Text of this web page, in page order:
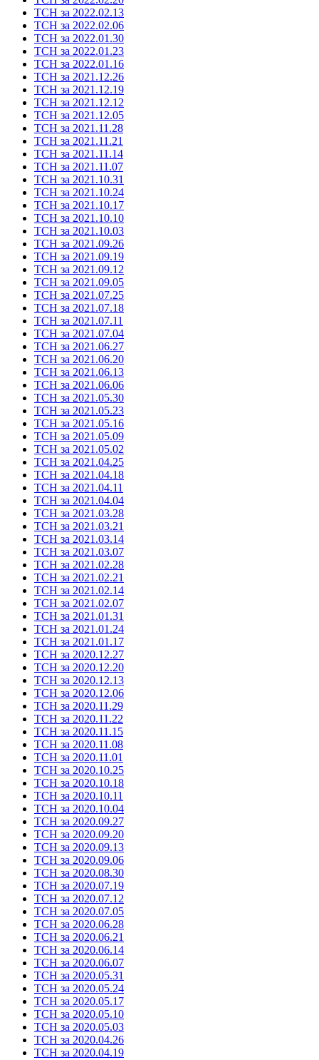
ТСН за 2022.02.13
ТСН за 2022.02.06
ТСН за 2022.01.30
ТСН за 2022.01.23
ТСН за 2022.01.16
ТСН за 2021.12.26
ТСН за 2021.12.19
ТСН за 2021.12.12
ТСН за 2021.12.05
ТСН за 2021.11.28
ТСН за 2021.11.21
ТСН за 2021.11.14
ТСН за 2021.11.07
ТСН за 2021.10.31
ТСН за 2021.10.24
ТСН за 2021.10.17
ТСН за 2021.10.10
ТСН за 2021.10.03
ТСН за 2021.09.26
ТСН за 2021.09.19
ТСН за 2021.09.12
ТСН за 2021.09.05
ТСН за 2021.07.25
ТСН за 2021.07.18
ТСН за 2021.07.11
ТСН за 2021.07.04
ТСН за 2021.06.27
ТСН за 2021.06.20
ТСН за 2021.06.13
ТСН за 2021.06.06
ТСН за 2021.05.30
ТСН за 2021.05.23
ТСН за 2021.05.16
ТСН за 2021.05.09
ТСН за 2021.05.02
ТСН за 2021.04.25
ТСН за 2021.04.18
ТСН за 2021.04.11
ТСН за 2021.04.04
ТСН за 2021.03.28
ТСН за 2021.03.21
ТСН за 2021.03.14
ТСН за 2021.03.07
ТСН за 2021.02.28
ТСН за 2021.02.21
ТСН за 2021.02.14
ТСН за 2021.02.07
ТСН за 2021.01.31
ТСН за 2021.01.24
ТСН за 2021.01.17
ТСН за 2020.12.27
ТСН за 2020.12.20
ТСН за 2020.12.13
ТСН за 2020.12.06
ТСН за 2020.11.29
ТСН за 2020.11.22
ТСН за 2020.11.15
ТСН за 2020.11.08
ТСН за 2020.11.01
ТСН за 2020.10.25
ТСН за 2020.10.18
ТСН за 2020.10.11
ТСН за 2020.10.04
ТСН за 2020.09.27
ТСН за 2020.09.20
ТСН за 2020.09.13
ТСН за 2020.09.06
ТСН за 2020.08.30
ТСН за 2020.07.19
ТСН за 2020.07.12
ТСН за 2020.07.05
ТСН за 2020.06.28
ТСН за 2020.06.21
ТСН за 2020.06.14
ТСН за 2020.06.07
ТСН за 2020.05.31
ТСН за 2020.05.24
ТСН за 2020.05.17
ТСН за 2020.05.10
ТСН за 2020.05.03
ТСН за 2020.04.26
ТСН за 2020.04.19